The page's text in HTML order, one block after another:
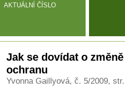
AKTUÁLNÍ ČÍSLO
Jak se dovídat o
ochranu
Yvonna Gaillyová, č. 5/2009,